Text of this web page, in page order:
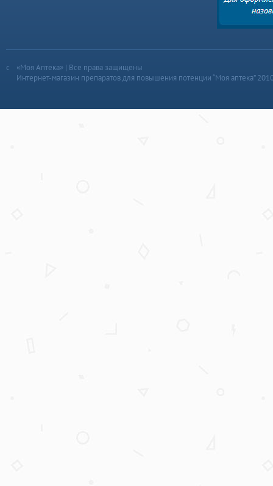
«Моя Аптека» | Все права защищены
Интернет-магазин препаратов для повышения потенции “Моя аптека”